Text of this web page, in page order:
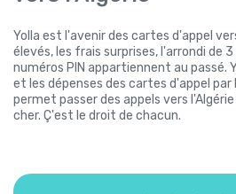
Yolla est l'avenir des cartes d'appel
élevés, les frais surprises, l'arrondi de
numéros PIN appartiennent au passé.
et les dépenses des cartes d'appel
permet passer des appels vers
cher. Ç'est le droit de chacun.